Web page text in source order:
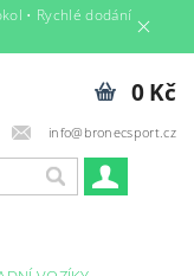
• Rychlé dodání
info@bronecsport.cz
0 Kč